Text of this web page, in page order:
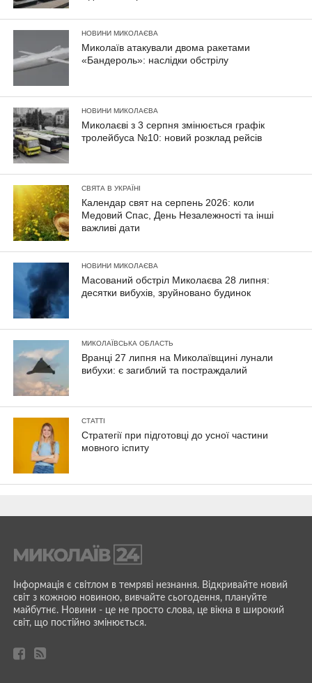
НОВИНИ МИКОЛАЄВА
Миколаїв атакували двома ракетами
«Бандероль»: наслідки обстрілу
НОВИНИ МИКОЛАЄВА
Миколаєві з 3 серпня змінюється графік
тролейбуса №10: новий розклад рейсів
СВЯТА В УКРАЇНІ
Календар свят на серпень 2026: коли
Медовий Спас, День Незалежності та інші
важливі дати
НОВИНИ МИКОЛАЄВА
Масований обстріл Миколаєва 28 липня:
десятки вибухів, зруйновано будинок
МИКОЛАЇВСЬКА ОБЛАСТЬ
Вранці 27 липня на Миколаївщині лунали
вибухи: є загиблий та постраждалий
СТАТТІ
Стратегії при підготовці до усної частини
мовного іспиту
Інформація є світлом в темряві незнання. Відкривайте новий
світ з кожною новиною, вивчайте сьогодення, плануйте
майбутнє. Новини - це не просто слова, це вікна в широкий
світ, що постійно змінюється.